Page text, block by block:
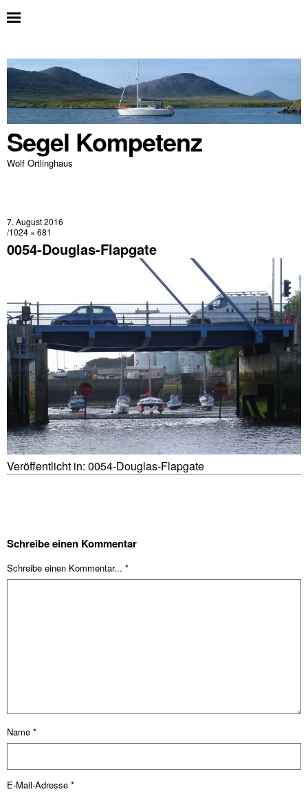
Segel Kompetenz
Wolf Ortlinghaus
7. August 2016
1024 × 681
0054-Douglas-Flapgate
Veröffentlicht in: 0054-Douglas-Flapgate
Schreibe einen Kommentar
Schreibe einen Kommentar... *
Name *
E-Mail-Adresse *